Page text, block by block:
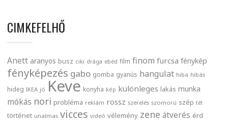
CIMKEFELHŐ
Anett aranyos busz ciki drága ebéd film finom furcsa fénykép
fényképezés gabo gomba gyanús hangulat hiba hibás
hideg IKEA jó Keve konyha kép különleges lakás munka
mókás nori probléma reklám rossz szerelés szomorú szép tél
történet unalmas vicces videó vélemény zene átverés érd